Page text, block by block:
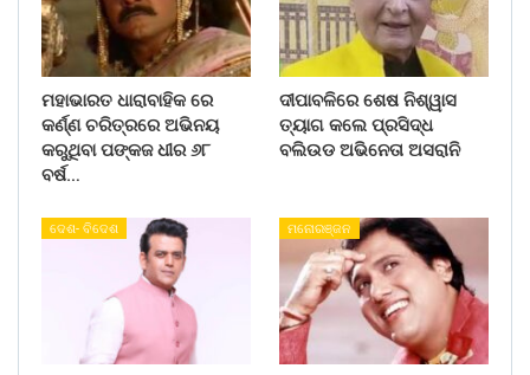
ମହାଭାରତ ଧାରାବାହିକ ରେ
କର୍ଣ୍ଣ ଚରିତ୍ରରେ ଅଭିନୟ
କରୁଥିବା ପଙ୍କଜ ଧୀର ୬୮
ବର୍ଷ…
ଦୀପାବଳିରେ ଶେଷ ନିଶ୍ୱାସ
ତ୍ୟାଗ କଲେ ପ୍ରସିଦ୍ଧ
ବଲିଉଡ ଅଭିନେତା ଅସରାନି
ଦେଶ- ବିଦେଶ ମନୋରଞ୍ଜନ